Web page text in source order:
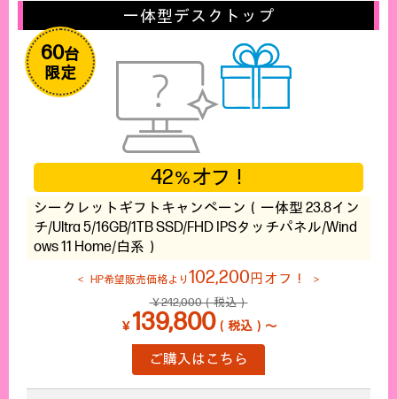
一体型デスクトップ
60台
限定
42％オフ！
シークレットギフトキャンペーン（一体型 23.8イン
チ/Ultra 5/16GB/1TB SSD/FHD IPSタッチパネル/Wind
ows 11 Home/白系）
HP希望販売価格より102,200 円オフ！
￥242,000（税込）
￥139,800（税込）～
ご購入はこちら